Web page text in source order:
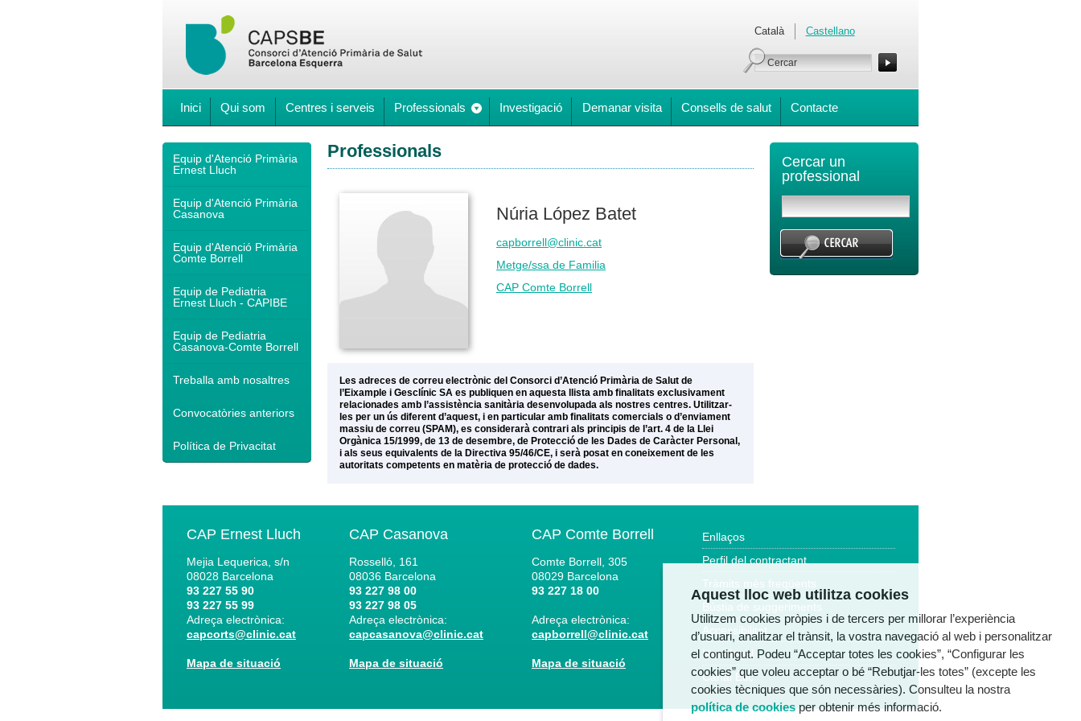
Català Castellano
Inici Qui som Centres i serveis Professionals Investigació Demanar visita Consells de salut Contacte
Equip d'Atenció Primària
Ernest Lluch
Equip d'Atenció Primària
Casanova
Equip d'Atenció Primària
Comte Borrell
Equip de Pediatria
Ernest Lluch - CAPIBE
Equip de Pediatria
Casanova-Comte Borrell
Treballa amb nosaltres
Convocatòries anteriors
Política de Privacitat
Professionals
Núria López Batet
capborrell@clinic.cat
Metge/ssa de Familia
CAP Comte Borrell
Les adreces de correu electrònic del Consorci d’Atenció Primària de Salut de
l’Eixample i Gesclínic SA es publiquen en aquesta llista amb finalitats exclusivament
relacionades amb l’assistència sanitària desenvolupada als nostres centres. Utilitzar-
les per un ús diferent d’aquest, i en particular amb finalitats comercials o d’enviament
massiu de correu (SPAM), es considerarà contrari als principis de l’art. 4 de la Llei
Orgànica 15/1999, de 13 de desembre, de Protecció de les Dades de Caràcter Personal,
i als seus equivalents de la Directiva 95/46/CE, i serà posat en coneixement de les
autoritats competents en matèria de protecció de dades.
Cercar un
professional
CAP Ernest Lluch
Mejia Lequerica, s/n
08028 Barcelona
93 227 55 90
93 227 55 99
Adreça electrònica:
capcorts@clinic.cat
Mapa de situació
CAP Casanova
Rosselló, 161
08036 Barcelona
93 227 98 00
93 227 98 05
Adreça electrònica:
capcasanova@clinic.cat
Mapa de situació
CAP Comte Borrell
Comte Borrell, 305
08029 Barcelona
93 227 18 00
Adreça electrònica:
capborrell@clinic.cat
Mapa de situació
Enllaços
Perfil del contractant
Tràmits més freqüents
Bústia de suggeriments
Accessibilitat
Nota legal
Canal Ètic
Aquest lloc web utilitza cookies
Utilitzem cookies pròpies i de tercers per millorar l’experiència
d’usuari, analitzar el trànsit, la vostra navegació al web i personalitzar
el contingut. Podeu “Acceptar totes les cookies”, “Configurar les
cookies” que voleu acceptar o bé “Rebutjar-les totes” (excepte les
cookies tècniques que són necessàries). Consulteu la nostra
política de cookiesper obtenir més informació.